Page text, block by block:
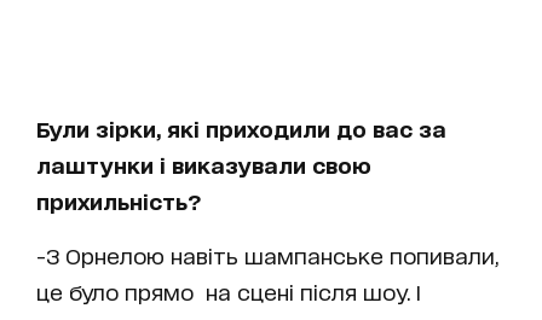
Були зірки, які приходили до вас за
лаштунки і виказували свою
прихильність?
-З Орнелою навіть шампанське попивали,
це було прямо на сцені після шоу. І